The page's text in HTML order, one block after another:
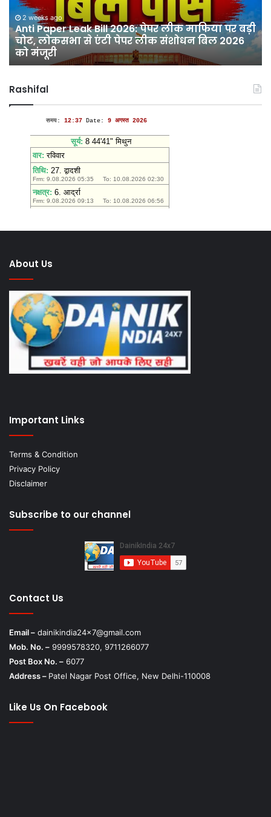
लीक
माफिया
पर
बड़ी
चोट,
से
एंटी
2 weeks ago
Anti Paper Leak Bill 2026: पेपर लीक माफिया पर बड़ी
चोट, लोकसभा से एंटी पेपर लीक संशोधन बिल 2026
को मंजूरी
के
में
Rashifal
About Us
Important Links
Terms & Condition
Privacy Policy
Disclaimer
Subscribe to our channel
Contact Us
Email – dainikindia24x7@gmail.com
Mob. No. – 9999578320, 9711266077
Post Box No. – 6077
Address – Patel Nagar Post Office, New Delhi-110008
Like Us On Facebook